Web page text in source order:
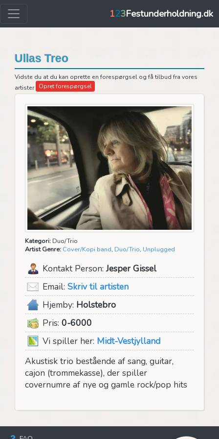
123Festunderholdning.dk
Ullas Treo
Vidste du at du kan oprette en forespørgsel og få tilbud fra vores
artister Opret forespørgsel
Kategori: Duo/Trio
Artist Genre: Cover/Kopi band, Duo/Trio, Unplugged
Kontakt Person:Jesper Gissel
Email: Skriv til artisten
Hjemby: Holstebro
Pris: 0-6000
Vi spiller her: Midt-Vestjylland
Akustisk trio bestående af sang, guitar,
cajon (trommekasse), der spiller
covernumre af nye og gamle rock/pop hits